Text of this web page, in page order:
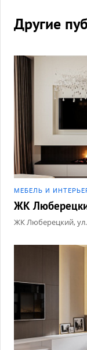
Другие
МЕБЕЛЬ И
ЖК
ЖК Люберецкий,